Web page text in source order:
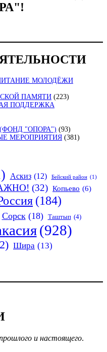
МОЛОДЁЖИ
ПАМЯТИ (223)
ПОДДЕРЖКА
"ОПОРА") (93)
МЕРОПРИЯТИЯ (381)
Аскиз (12) Бейский район (1)
(32) Копьево (6)
(184)
Сорск (18) Таштып (4)
(928)
Шира (13)
и настоящего.